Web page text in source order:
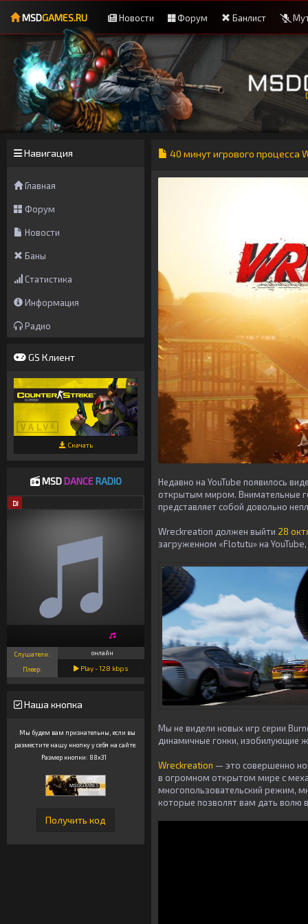
MSDGAMES.RU Новости Форум Банлист
Навигация
Главная
Форум
Новости
Баны
Статистика
Информация
Радио
GS Клиент
Скачать
MSDDANCE RADIO
DJ
Слушатели: онлайн
Плеер: Play -128 kbps
Наша кнопка
Мы будем вам признательны, если вы
разместите нашу кнопку у себя на сайте.
Размер кнопки: 88x31
40 минут игрового процесса
Недавно на YouTube появилось
открытым миром. Внимательные
представляет собой довольно
Wreckreation должен выйти 28
загруженном «Flotutu» на
Мы не видели новых игр серии
динамичные гонки, изобилующие
Wreckreation — это совершенно
в огромном открытом мире с
многопользовательский режим,
которые позволят вам дать волю